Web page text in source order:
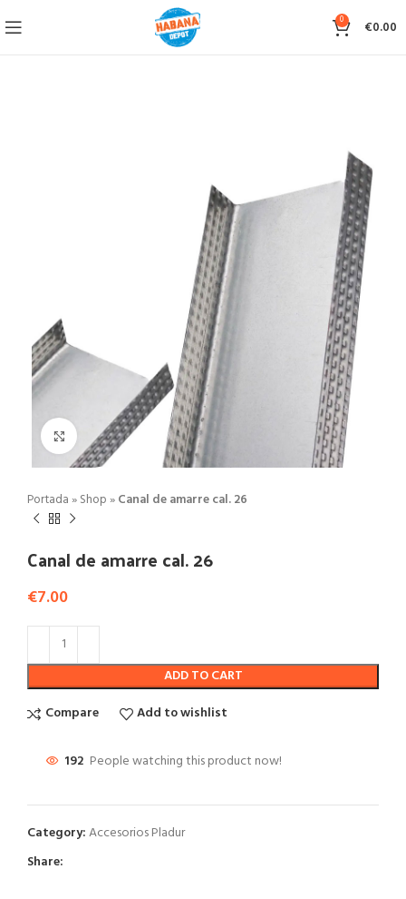
0 €0.00
Click to enlarge
Portada»Shop»Canal de amarre cal. 26
Canal de amarre cal. 26
€7.00
ADD TO CART
Compare
Add to wishlist
192 People watching this product now!
Category:Accesorios Pladur
Share: